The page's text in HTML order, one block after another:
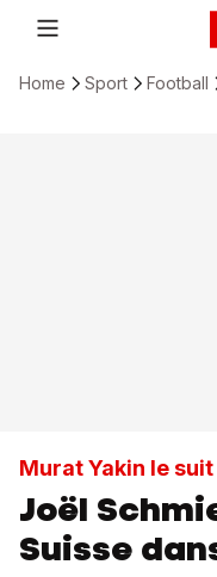
Home Sport Football
Murat Yakin le
Joël
Suisse